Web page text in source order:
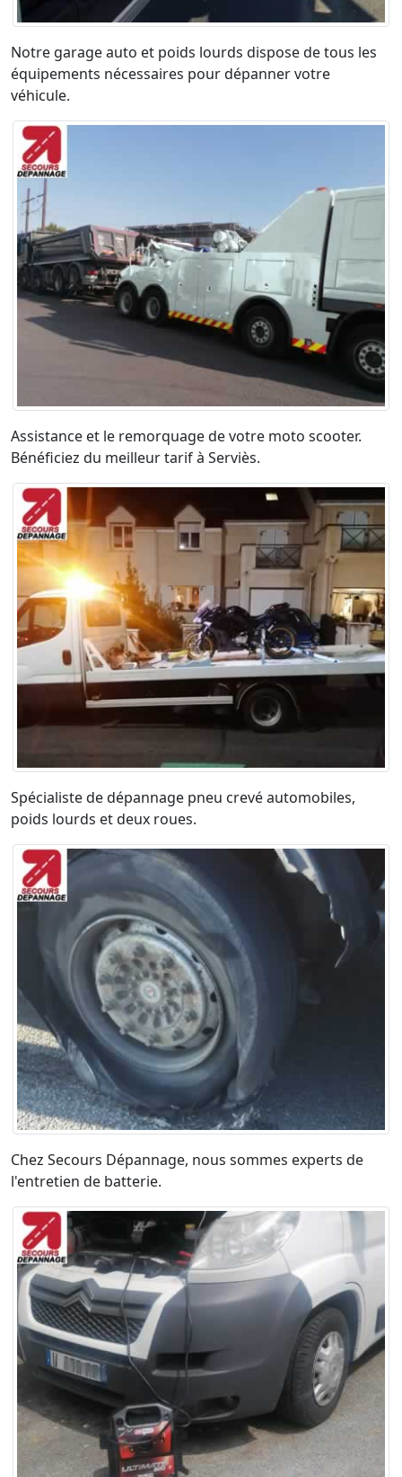
Notre garage auto et poids lourds dispose de tous les
équipements nécessaires pour dépanner votre
véhicule.
Assistance et le remorquage de votre moto scooter.
Bénéficiez du meilleur tarif à Serviès.
Spécialiste de dépannage pneu crevé automobiles,
poids lourds et deux roues.
Chez Secours Dépannage, nous sommes experts de
l'entretien de batterie.